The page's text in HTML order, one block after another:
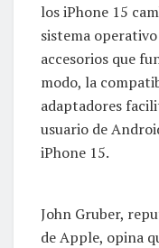
los iPhone 15
sistema
accesorios que
modo, la
adaptadores
usuario de
iPhone 15.
John Gruber,
de Apple, opina